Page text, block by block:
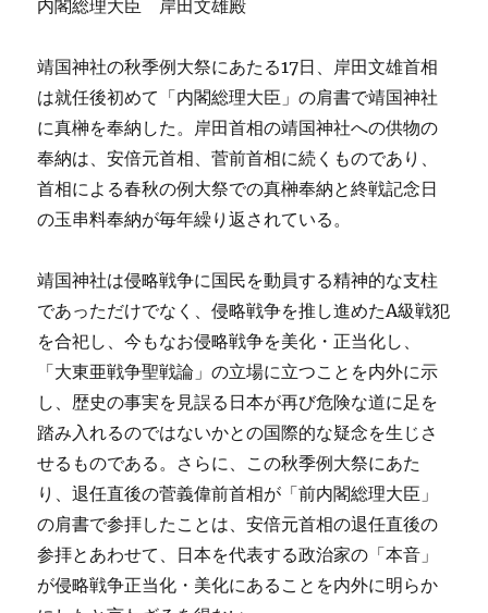
内閣総理大臣 岸田文雄殿
靖国神社の秋季例大祭にあたる17日、岸田文雄首相
は就任後初めて「内閣総理大臣」の肩書で靖国神社
に真榊を奉納した。岸田首相の靖国神社への供物の
奉納は、安倍元首相、菅前首相に続くものであり、
首相による春秋の例大祭での真榊奉納と終戦記念日
の玉串料奉納が毎年繰り返されている。
靖国神社は侵略戦争に国民を動員する精神的な支柱
であっただけでなく、侵略戦争を推し進めたA級戦犯
を合祀し、今もなお侵略戦争を美化・正当化し、
「大東亜戦争聖戦論」の立場に立つことを内外に示
し、歴史の事実を見誤る日本が再び危険な道に足を
踏み入れるのではないかとの国際的な疑念を生じさ
せるものである。さらに、この秋季例大祭にあた
り、退任直後の菅義偉前首相が「前内閣総理大臣」
の肩書で参拝したことは、安倍元首相の退任直後の
参拝とあわせて、日本を代表する政治家の「本音」
が侵略戦争正当化・美化にあることを内外に明らか